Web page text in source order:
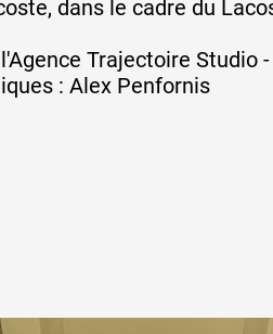
dans le cadre du
Trajectoire Studio
: Alex Penfornis